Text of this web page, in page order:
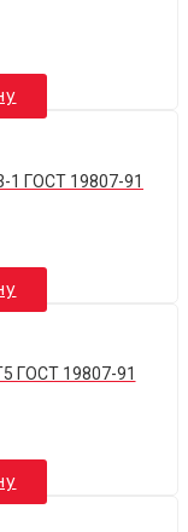
1 ГОСТ 19807-91
ГОСТ 19807-91